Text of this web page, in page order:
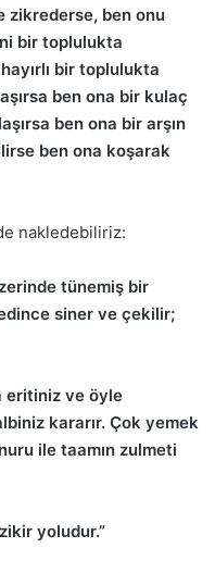
zikrederse, ben onu
bir toplulukta
bir toplulukta
ben ona bir kulaç
ben ona bir arşın
ben ona koşarak
nakledebiliriz:
tünemiş bir
siner ve çekilir;
eritiniz ve öyle
kararır. Çok yemek
ile taamın zulmeti
yoludur.”